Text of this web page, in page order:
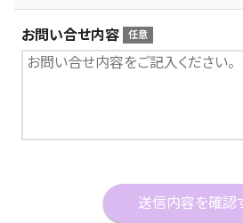
お問い合せ内容